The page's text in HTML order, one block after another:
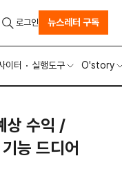
이터 실행도구 O'story
로그인 뉴스레터 구독
상 수익 /
능 드디어